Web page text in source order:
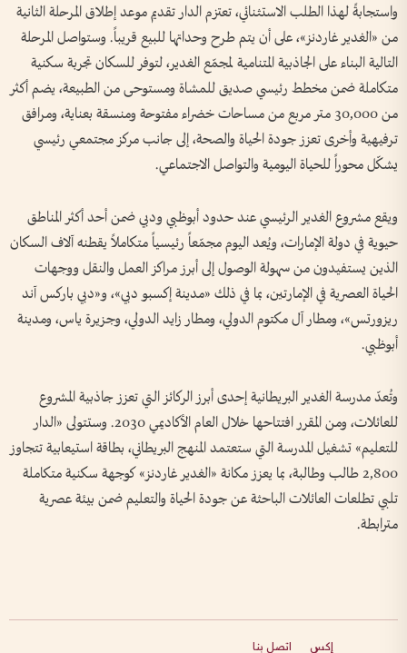
واستجابةً لهذا الطلب الاستثنائي، تعتزم الدار تقديم موعد إطلاق المرحلة الثانية
من «الغدير غاردنز»، على أن يتم طرح وحداتها للبيع قريباً. وستواصل المرحلة
التالية البناء على الجاذبية المتنامية لمجمّع الغدير، لتوفر للسكان تجربة سكنية
متكاملة ضمن مخطط رئيسي صديق للمشاة ومستوحى من الطبيعة، يضم أكثر
من 30,000 متر مربع من مساحات خضراء مفتوحة ومنسقة بعناية، ومرافق
ترفيهية وأخرى تعزز جودة الحياة والصحة، إلى جانب مركز مجتمعي رئيسي
يشكّل محوراً للحياة اليومية والتواصل الاجتماعي.
ويقع مشروع الغدير الرئيسي عند حدود أبوظبي ودبي ضمن أحد أكثر المناطق
حيوية في دولة الإمارات، ويُعد اليوم مجمّعاً رئيسياً متكاملاً يقطنه آلاف السكان
الذين يستفيدون من سهولة الوصول إلى أبرز مراكز العمل والنقل ووجهات
الحياة العصرية في الإمارتين، بما في ذلك «مدينة إكسبو دبي»، و«دبي باركس آند
ريزورتس»، ومطار آل مكتوم الدولي، ومطار زايد الدولي، وجزيرة ياس، ومدينة
أبوظبي.
وتُعدّ مدرسة الغدير البريطانية إحدى أبرز الركائز التي تعزز جاذبية المشروع
للعائلات، ومن المقرر افتتاحها خلال العام الأكاديمي 2030. وستتولى «الدار
للتعليم» تشغيل المدرسة التي ستعتمد المنهج البريطاني، بطاقة استيعابية تتجاوز
2,800 طالب وطالبة، بما يعزز مكانة «الغدير غاردنز» كوجهة سكنية متكاملة
تلبي تطلعات العائلات الباحثة عن جودة الحياة والتعليم ضمن بيئة عصرية
مترابطة.
إكس اتصل بنا